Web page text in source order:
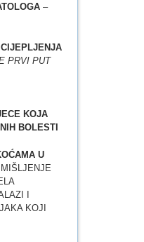
–
PRVI PUT
KOJA
BOLESTI
U
I
KOJI